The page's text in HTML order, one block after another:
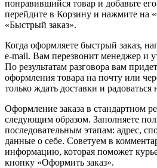
понравившийся товар и добавьте
перейдите в Корзину и нажмите на
«Быстрый заказ».
Когда оформляете быстрый заказ,
e-mail. Вам перезвонит менеджер и
По результатам разговора вам
оформления товара на почту или
только ждать доставки и
Оформление заказа в стандартном
следующим образом. Заполняете
последовательным этапам: адрес,
данные о себе. Советуем в
информацию, которая поможет
кнопку «Оформить заказ».